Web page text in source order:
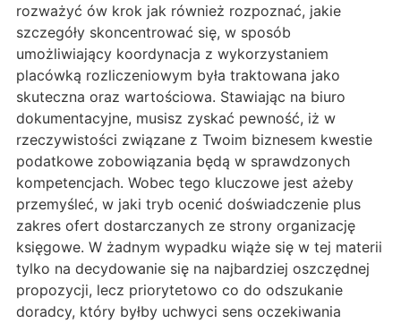
rozważyć ów krok jak również rozpoznać, jakie
szczegóły skoncentrować się, w sposób
umożliwiający koordynacja z wykorzystaniem
placówką rozliczeniowym była traktowana jako
skuteczna oraz wartościowa. Stawiając na biuro
dokumentacyjne, musisz zyskać pewność, iż w
rzeczywistości związane z Twoim biznesem kwestie
podatkowe zobowiązania będą w sprawdzonych
kompetencjach. Wobec tego kluczowe jest ażeby
przemyśleć, w jaki tryb ocenić doświadczenie plus
zakres ofert dostarczanych ze strony organizację
księgowe. W żadnym wypadku wiąże się w tej materii
tylko na decydowanie się na najbardziej oszczędnej
propozycji, lecz priorytetowo co do odszukanie
doradcy, który byłby uchwyci sens oczekiwania